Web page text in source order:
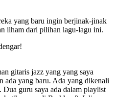
yang baru ingin berjinak-jinak
ilham dari pilihan lagu-lagu ini.
gitaris jazz yang yang saya
ada yang baru. Ada yang dikenali
guru saya ada dalam playlist